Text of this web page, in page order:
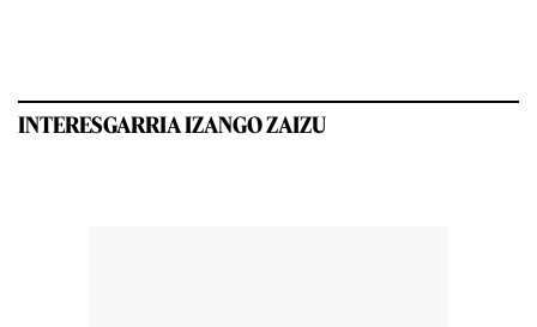
INTERESGARRIA IZANGO ZAIZU